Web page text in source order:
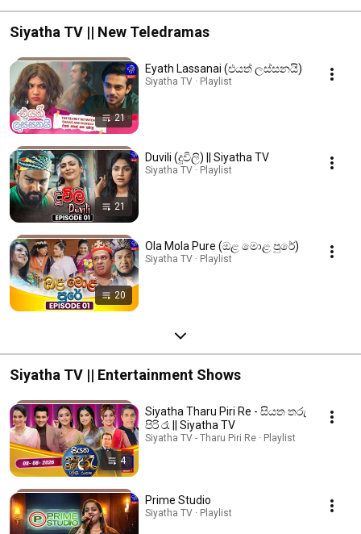
Siyatha TV || New Teledramas
21
Eyath Lassanai (එයත් ලස්සනයි)
Siyatha TV · Playlist
21
Duvili (දූවිලි) || Siyatha TV
Siyatha TV · Playlist
20
Ola Mola Pure (ඔළ මොළ පුරේ)
Siyatha TV · Playlist
Siyatha TV || Entertainment Shows
4
Siyatha Tharu Piri Re - සියත තරු
පිරි රෑ || Siyatha TV
Siyatha TV - Tharu Piri Re · Playlist
Prime Studio
Siyatha TV · Playlist